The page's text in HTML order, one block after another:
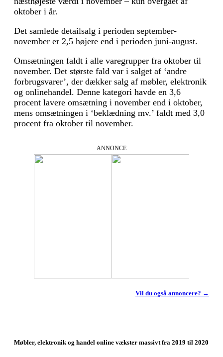
oktober i år.
Det samlede detailsalg i perioden september-
november er 2,5 højere end i perioden juni-august.
Omsætningen faldt i alle varegrupper fra oktober til
november. Det største fald var i salget af ‘andre
forbrugsvarer’, der dækker salg af møbler, elektronik
og onlinehandel. Denne kategori havde en 3,6
procent lavere omsætning i november end i oktober,
mens omsætningen i ‘beklædning mv.’ faldt med 3,0
procent fra oktober til november.
ANNONCE
Vil du også annoncere? →
Møbler, elektronik og handel online vækster massivt fra 2019 til 2020